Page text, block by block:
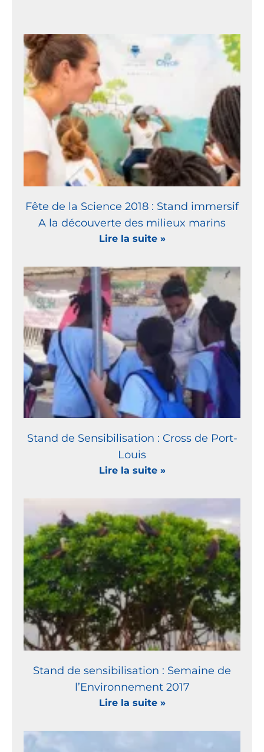
Fête de la Science 2018 : Stand immersif
A la découverte des milieux marins
Lire la suite »
Stand de Sensibilisation : Cross de Port-
Louis
Lire la suite »
Stand de sensibilisation : Semaine de
l’Environnement 2017
Lire la suite »